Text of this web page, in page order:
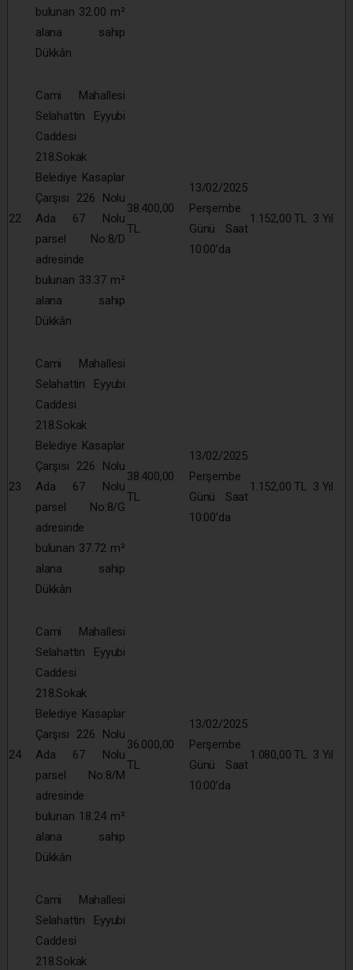
bulunan 32.00 m²
alana sahip
Dükkân
22
Cami Mahallesi
Selahattin Eyyubi
Caddesi
218.Sokak
Belediye Kasaplar
Çarşısı 226 Nolu
Ada 67 Nolu
parsel No:8/D
adresinde
bulunan 33.37 m²
alana sahip
Dükkân
38.400,00
TL
13/02/2025
Perşembe
Günü Saat
10:00’da
1.152,00 TL 3 Yıl
23
Cami Mahallesi
Selahattin Eyyubi
Caddesi
218.Sokak
Belediye Kasaplar
Çarşısı 226 Nolu
Ada 67 Nolu
parsel No:8/G
adresinde
bulunan 37.72 m²
alana sahip
Dükkân
38.400,00
TL
13/02/2025
Perşembe
Günü Saat
10:00’da
1.152,00 TL 3 Yıl
24
Cami Mahallesi
Selahattin Eyyubi
Caddesi
218.Sokak
Belediye Kasaplar
Çarşısı 226 Nolu
Ada 67 Nolu
parsel No:8/M
adresinde
bulunan 18.24 m²
alana sahip
Dükkân
36.000,00
TL
13/02/2025
Perşembe
Günü Saat
10:00’da
1.080,00 TL 3 Yıl
Cami Mahallesi
Selahattin Eyyubi
Caddesi
218.Sokak